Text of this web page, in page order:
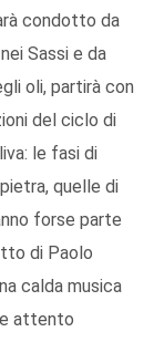
condotto da
Sassi e da
oli, partirà con
del ciclo di
le fasi di
quelle di
forse parte
di Paolo
calda musica
e attento